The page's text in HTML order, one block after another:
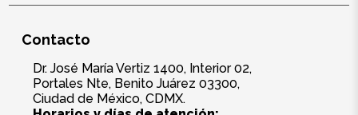
Contacto
Dr. José María Vertiz 1400, Interior 02,
Portales Nte, Benito Juárez 03300,
Ciudad de México, CDMX.